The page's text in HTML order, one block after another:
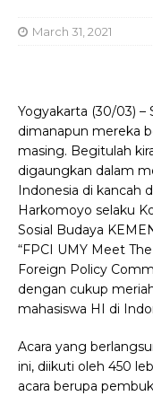
March 31, 2021
Yogyakarta (30/03)
dimanapun mereka
masing. Begitulah
digaungkan dalam
Indonesia di kancah
Harkomoyo selaku
Sosial Budaya
“FPCI UMY Meet
Foreign Policy
dengan cukup
mahasiswa HI di
Acara yang
ini, diikuti oleh 450
acara berupa